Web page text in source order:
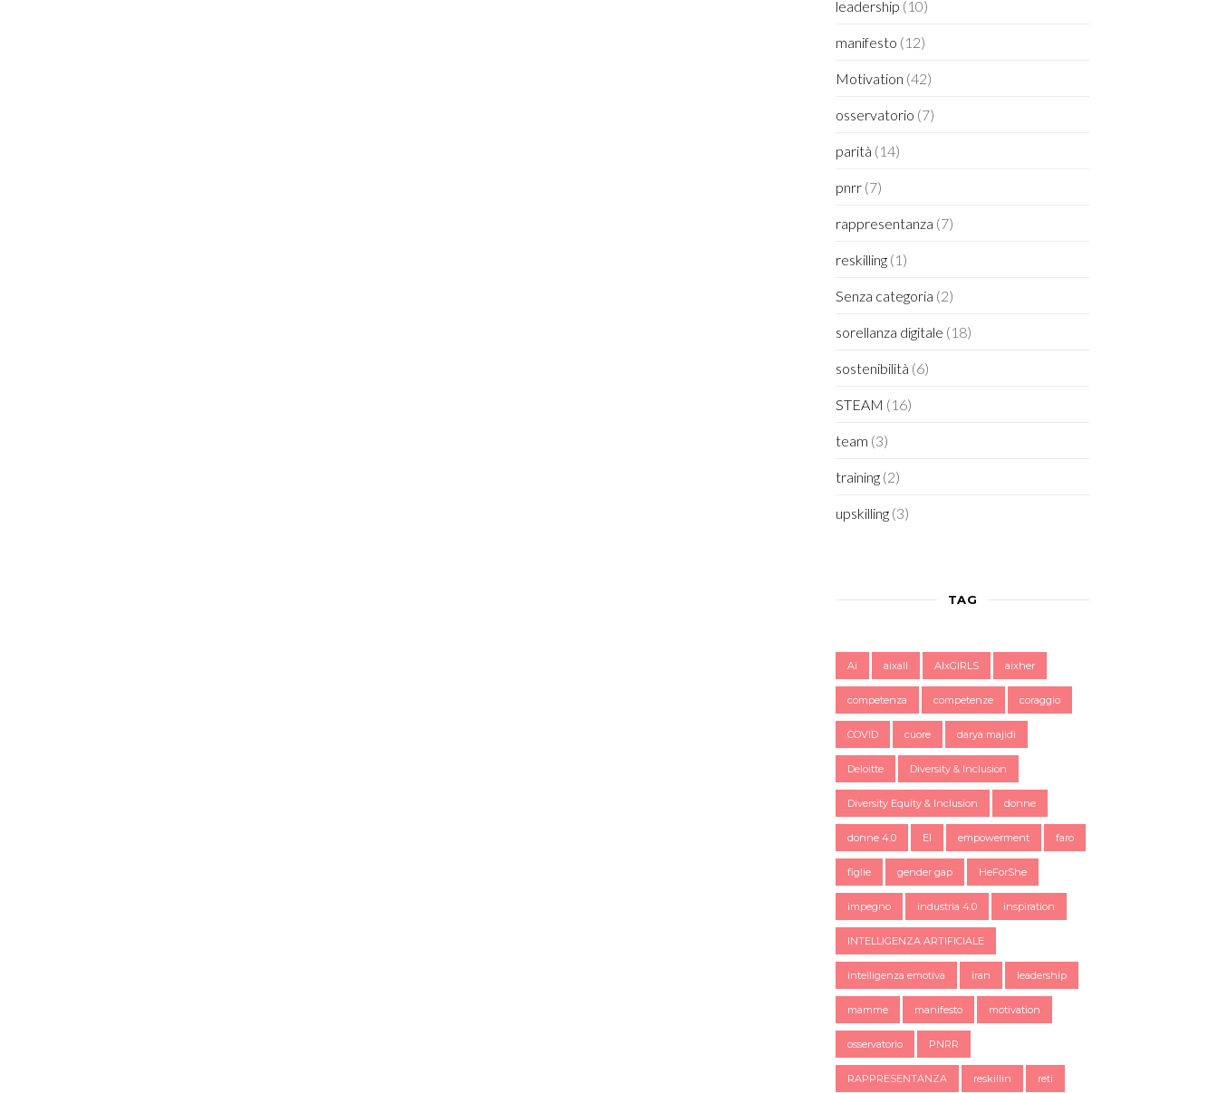
leadership (10)
manifesto (12)
Motivation (42)
osservatorio (7)
parità (14)
pnrr (7)
rappresentanza (7)
reskilling (1)
Senza categoria (2)
sorellanza digitale (18)
sostenibilità (6)
STEAM (16)
team (3)
training (2)
upskilling (3)
TAG
Ai aixall AIxGIRLS aixher
competenza competenze coraggio
COVID cuore darya majidi
Deloitte Diversity & Inclusion
Diversity Equity & Inclusion donne
donne 4.0 EI empowerment faro
figlie gender gap HeForShe
impegno industria 4.0 inspiration
INTELLIGENZA ARTIFICIALE
intelligenza emotiva iran leadership
mamme manifesto motivation
osservatorio PNRR
RAPPRESENTANZA reskillin reti